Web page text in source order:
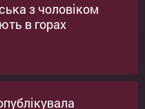
з чоловіком
в горах